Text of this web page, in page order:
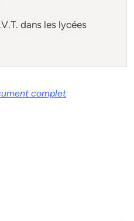
dans les lycées
complet